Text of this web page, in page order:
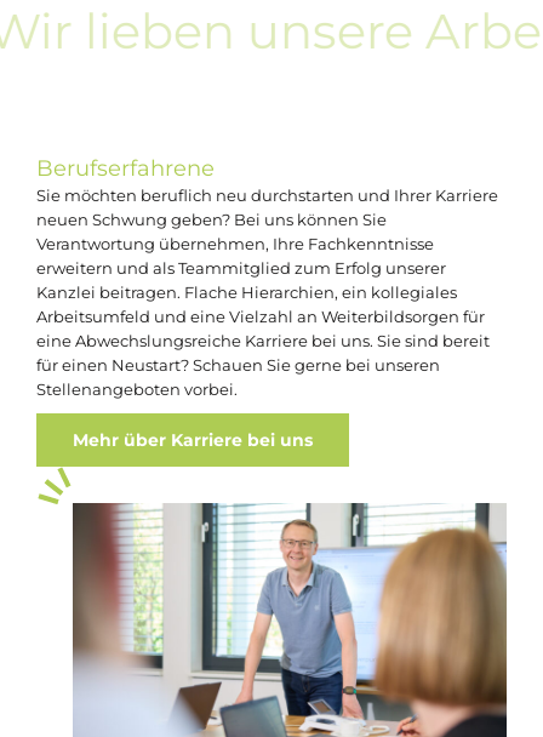
unsere Arbeit.
Berufserfahrene
Sie möchten beruflich neu durchstarten und Ihrer Karriere
neuen Schwung geben? Bei uns können Sie
Verantwortung übernehmen, Ihre Fachkenntnisse
erweitern und als Teammitglied zum Erfolg unserer
Kanzlei beitragen. Flache Hierarchien, ein kollegiales
Arbeitsumfeld und eine Vielzahl an Weiterbildsorgen für
eine Abwechslungsreiche Karriere bei uns. Sie sind bereit
für einen Neustart? Schauen Sie gerne bei unseren
Stellenangeboten vorbei.
Mehr über Karriere bei uns